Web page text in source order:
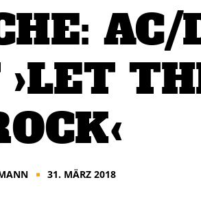
AC/
■ 31. MÄRZ 2018